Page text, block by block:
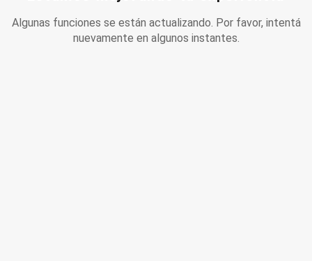
Algunas funciones se están actualizando. Por favor, intentá
nuevamente en algunos instantes.